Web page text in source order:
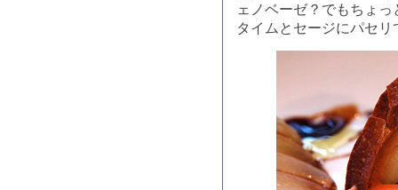
ェノベーゼ？でもちょ
タイムとセージにパセ